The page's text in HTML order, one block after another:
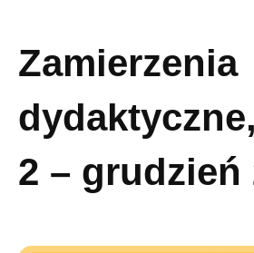
Zamierzenia
2 – grudzień